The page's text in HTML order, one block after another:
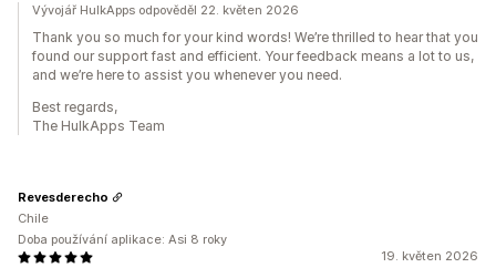
Vývojář HulkApps odpověděl 22. květen 2026
Thank you so much for your kind words! We’re thrilled to hear that you
found our support fast and efficient. Your feedback means a lot to us,
and we’re here to assist you whenever you need.
Best regards,
The HulkApps Team
19. květen 2026
Revesderecho
Chile
Doba používání aplikace: Asi 8 roky